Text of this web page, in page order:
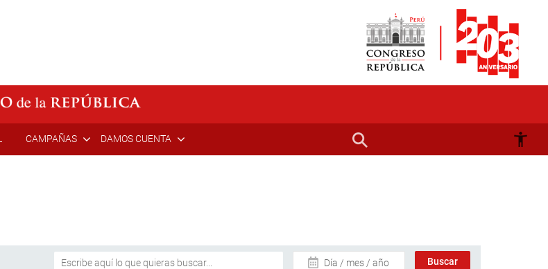
CAMPAÑAS DAMOS CUENTA
Día / mes / año